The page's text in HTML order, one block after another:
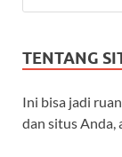
TENTANG
Ini bisa jadi
dan situs Anda,